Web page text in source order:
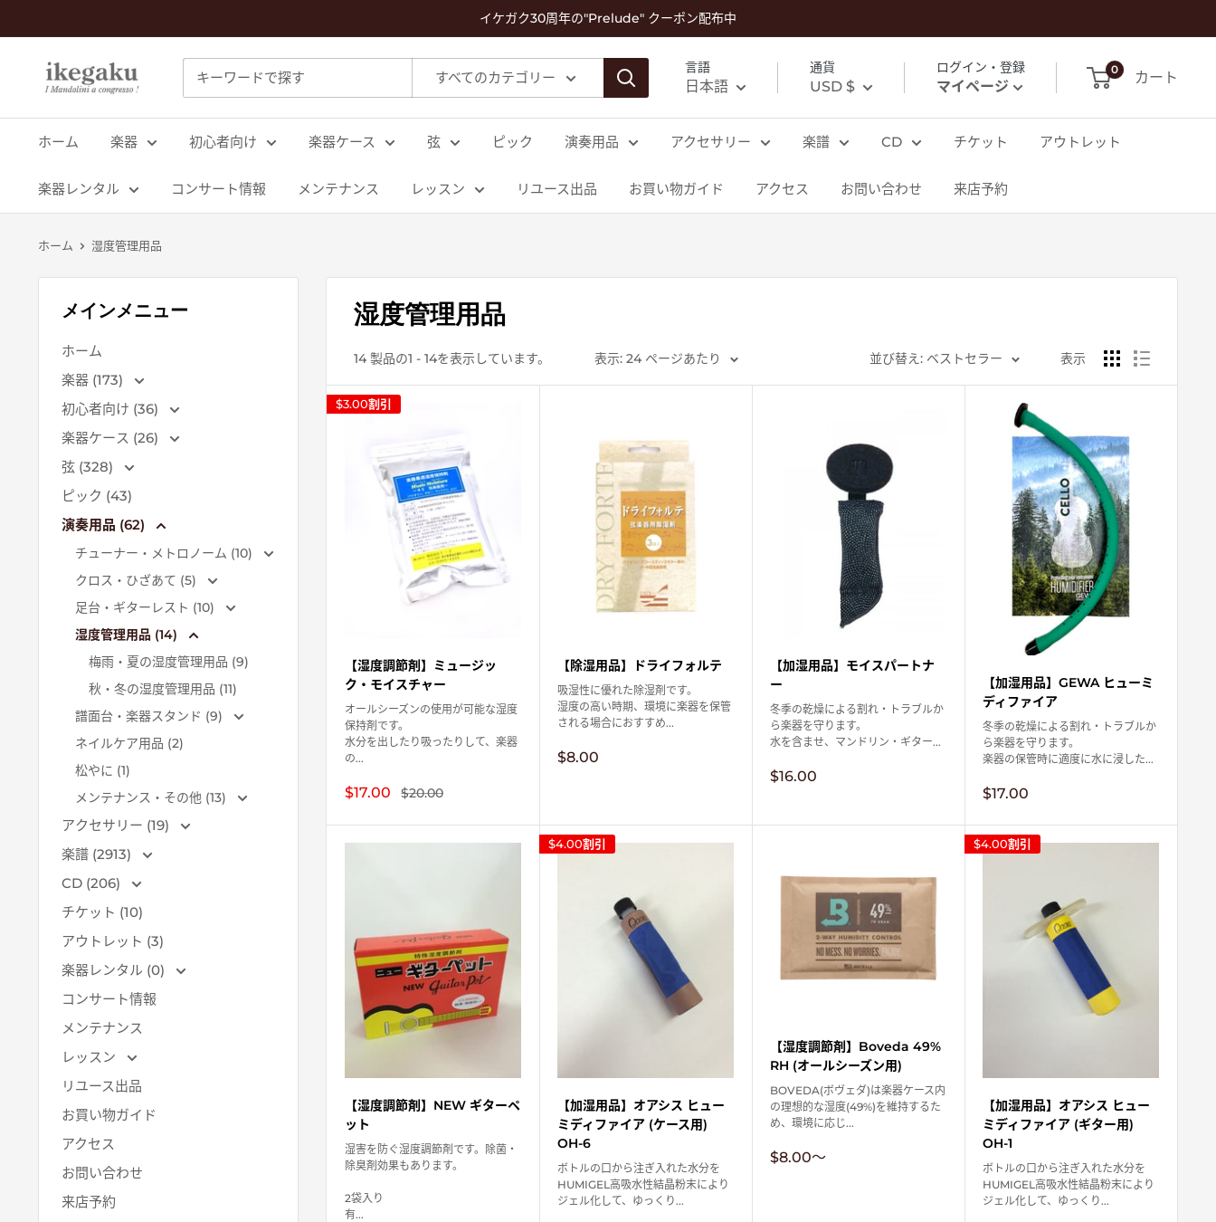
ン
ッ
イケガク30周年の"Prelude" クーポン配布中
Mandolin
&
Guitar
Shop
すべてのカテゴリー
言語
日本語
通貨
USD $
ログイン・登録
マイページ
0 カート
ホーム 楽器 初心者向け 楽器ケース 弦 ピック 演奏用品 アクセサリー 楽譜 CD チケット アウトレット
楽器レンタル コンサート情報 メンテナンス レッスン リユース出品 お買い物ガイド アクセス お問い合わせ 来店予約
ホーム 湿度管理用品
メインメニュー
ホーム
楽器 (173)
初心者向け (36)
楽器ケース (26)
弦 (328)
ピック (43)
演奏用品 (62)
チューナー・メトロノーム (10)
クロス・ひざあて (5)
足台・ギターレスト (10)
湿度管理用品 (14)
梅雨・夏の湿度管理用品 (9)
秋・冬の湿度管理用品 (11)
譜面台・楽器スタンド (9)
ネイルケア用品 (2)
松やに (1)
メンテナンス・その他 (13)
アクセサリー (19)
楽譜 (2913)
CD (206)
チケット (10)
アウトレット (3)
楽器レンタル (0)
コンサート情報
メンテナンス
レッスン
リユース出品
お買い物ガイド
アクセス
お問い合わせ
来店予約
湿度管理用品
14 製品の1 - 14を表示しています。 表示: 24 ページあたり 並び替え: ベストセラー 表示
$3.00割引
【湿度調節剤】ミュージッ
ク・モイスチャー
オールシーズンの使用が可能な湿度
保持剤です。
水分を出したり吸ったりして、楽器
の...
販
価
$17.00 通
常
格
$20.00
【除湿用品】ドライフォルテ
吸湿性に優れた除湿剤です。
湿度の高い時期、環境に楽器を保管
される場合におすすめ...
販
$8.00
【加湿用品】モイスパートナ
ー
冬季の乾燥による割れ・トラブルか
ら楽器を守ります。
水を含ませ、マンドリン・ギター...
販
$16.00
【加湿用品】GEWA ヒューミ
ディファイア
冬季の乾燥による割れ・トラブルか
ら楽器を守ります。
楽器の保管時に適度に水に浸した...
販
価
格
$17.00
【湿度調節剤】NEW ギターペ
ット
湿害を防ぐ湿度調節剤です。除菌・
除臭剤効果もあります。
2袋入り
有...
$4.00割引
【加湿用品】オアシス ヒュー
ミディファイア (ケース用)
OH-6
ボトルの口から注ぎ入れた水分を
HUMIGEL高吸水性結晶粉末により
ジェル化して、ゆっくり...
【湿度調節剤】Boveda 49%
RH (オールシーズン用)
BOVEDA(ボヴェダ)は楽器ケース内
の理想的な湿度(49%)を維持するた
め、環境に応じ...
販
$8.00〜
$4.00割引
【加湿用品】オアシス ヒュー
ミディファイア (ギター用)
OH-1
ボトルの口から注ぎ入れた水分を
HUMIGEL高吸水性結晶粉末により
ジェル化して、ゆっくり...